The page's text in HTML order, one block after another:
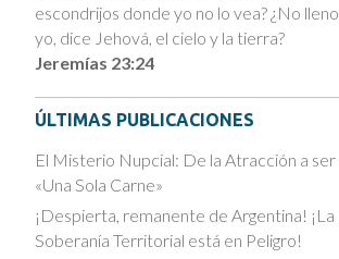
escondrijos donde yo no lo vea? ¿No lleno
yo, dice Jehová, el cielo y la tierra?
Jeremías 23:24
ÚLTIMAS PUBLICACIONES
El Misterio Nupcial: De la Atracción a ser
«Una Sola Carne»
¡Despierta, remanente de Argentina! ¡La
Soberanía Territorial está en Peligro!